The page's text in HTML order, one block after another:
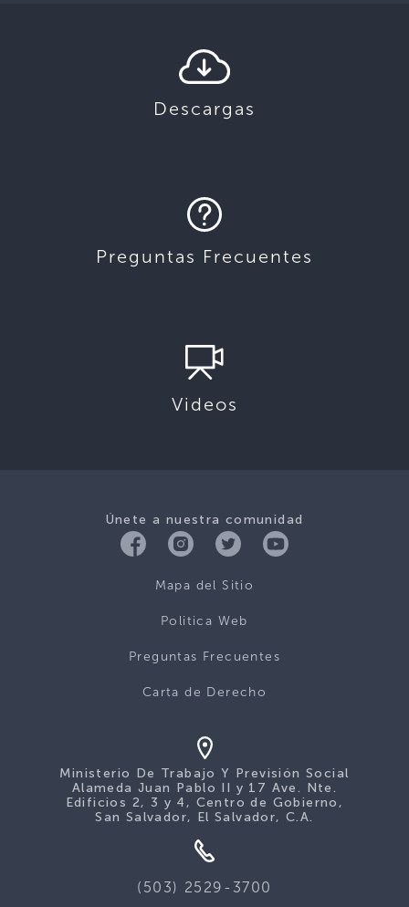
Descargas
Preguntas Frecuentes
Videos
Únete a nuestra comunidad
Mapa del Sitio
Politica Web
Preguntas Frecuentes
Carta de Derecho
Ministerio De Trabajo Y Previsión Social
Alameda Juan Pablo II y 17 Ave. Nte.
Edificios 2, 3 y 4, Centro de Gobierno,
San Salvador, El Salvador, C.A.
(503) 2529-3700